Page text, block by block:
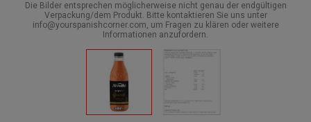
Die Bilder entsprechen möglicherweise nicht genau der endgültigen
Verpackung/dem Produkt. Bitte kontaktieren Sie uns unter
info@yourspanishcorner.com, um Fragen zu klären oder weitere
Informationen anzufordern.